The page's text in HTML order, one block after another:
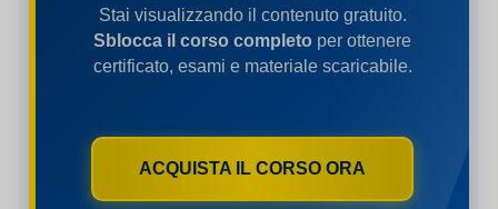
Stai visualizzando il contenuto gratuito.
Sblocca il corso completo per ottenere
certificato, esami e materiale scaricabile.
ACQUISTA IL CORSO ORA